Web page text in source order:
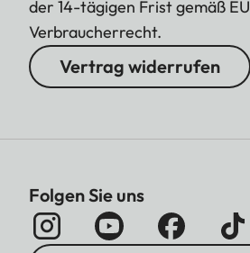
der 14-tägigen Frist gemäß
Verbraucherrecht.
Vertrag widerrufen
Folgen Sie uns